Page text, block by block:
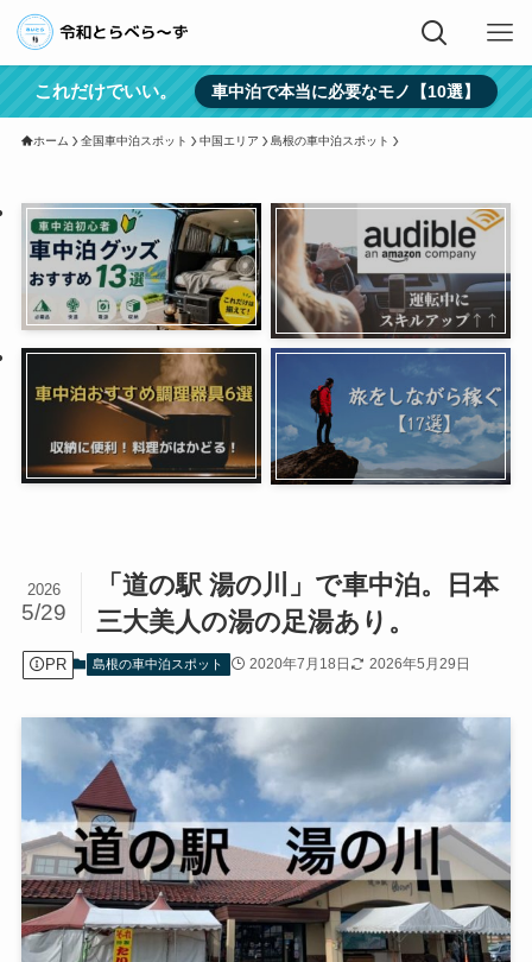
これだけでいい。 車中泊で本当に必要なモノ【10選】
ホーム 全国車中泊スポット 中国エリア 島根の車中泊スポット
「道の駅 湯の川」で車中泊。日本
三大美人の湯の足湯あり。
2026
5/29
PR 島根の車中泊スポット 2020年7月18日 2026年5月29日